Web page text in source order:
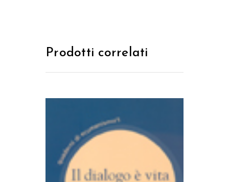
Prodotti correlati